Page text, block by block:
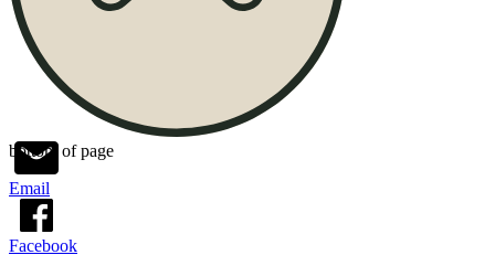
Email
Facebook
bottom of page